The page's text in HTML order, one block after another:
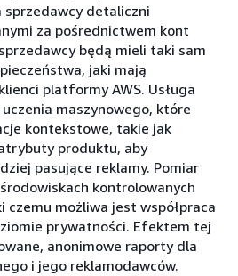
sprzedawcy detaliczni
za pośrednictwem kont
będą mieli taki sam
jaki mają
platformy AWS. Usługa
maszynowego, które
kontekstowe, takie jak
produktu, aby
pasujące reklamy. Pomiar
kontrolowanych
czemu możliwa jest współpraca
prywatności. Efektem tej
anonimowe raporty dla
i jego reklamodawców.